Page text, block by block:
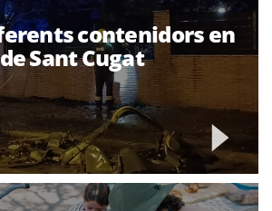
contenidors en
Sant Cugat